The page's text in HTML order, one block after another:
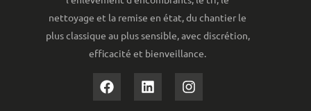
nettoyage et la remise en état, du chantier le
plus classique au plus sensible, avec discrétion,
efficacité et bienveillance.